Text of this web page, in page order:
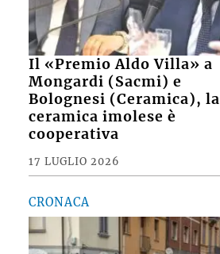
Il «Premio Aldo Villa» a
Mongardi (Sacmi) e
Bolognesi (Ceramica), la
ceramica imolese è
cooperativa
17 LUGLIO 2026
CRONACA